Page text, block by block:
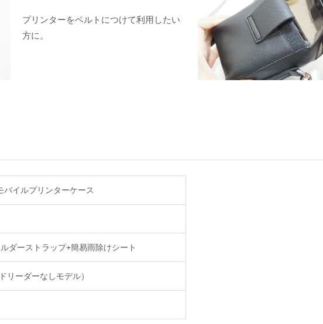
プリンターをベルトにつけて利用したい
方に。
バイルプリンターケース
ダーストラップ+簡易雨除けシート
リーダーなしモデル）